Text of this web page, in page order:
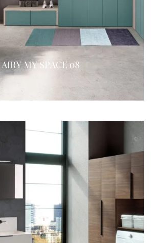
AIRY MY SPACE 08